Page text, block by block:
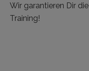
Wir garantieren Dir
Training!